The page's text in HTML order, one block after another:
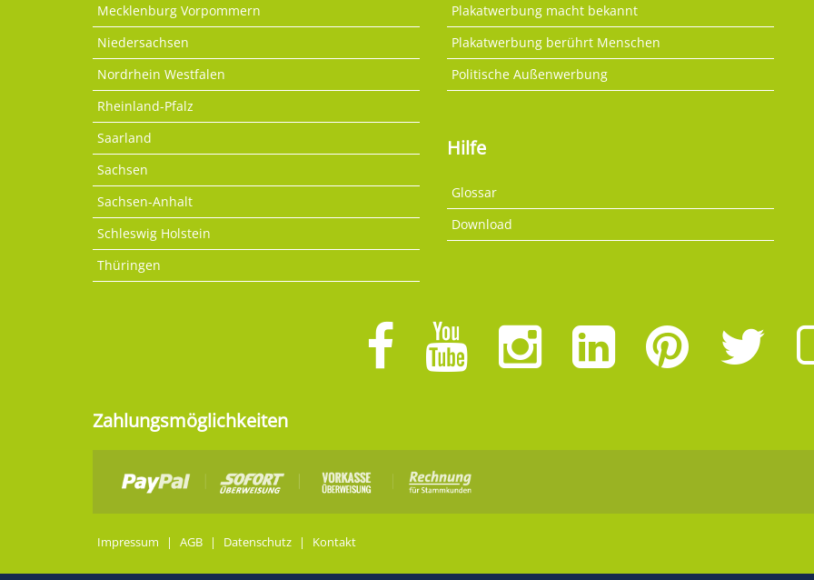
Mecklenburg Vorpommern
Niedersachsen
Nordrhein Westfalen
Rheinland-Pfalz
Saarland
Sachsen
Sachsen-Anhalt
Schleswig Holstein
Thüringen
Plakatwerbung macht bekannt
Plakatwerbung berührt Menschen
Politische Außenwerbung
Hilfe
Glossar
Download
Zahlungsmöglichkeiten
Impressum | AGB | Datenschutz | Kontakt